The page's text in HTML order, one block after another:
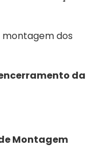
dos
da
Montagem